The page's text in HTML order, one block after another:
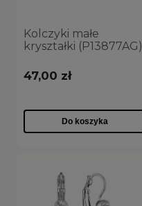
Kolczyki małe
kryształki (P13877AG)
47,00 zł
Do koszyka